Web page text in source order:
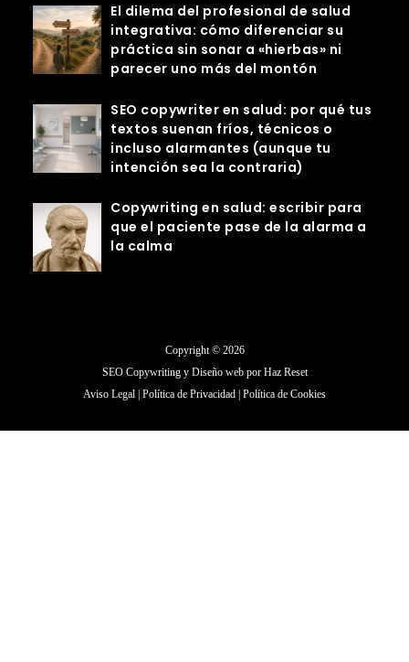
El dilema del profesional de salud
integrativa: cómo diferenciar su
práctica sin sonar a «hierbas» ni
parecer uno más del montón
SEO copywriter en salud: por qué tus
textos suenan fríos, técnicos o
incluso alarmantes (aunque tu
intención sea la contraria)
Copywriting en salud: escribir para
que el paciente pase de la alarma a
la calma
Copyright © 2026
SEO Copywriting y Diseño web por Haz Reset
Aviso Legal | Política de Privacidad | Política de Cookies